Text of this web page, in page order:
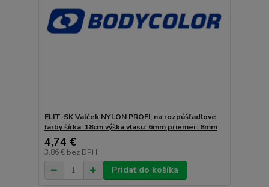
ELIT-SK Valček NYLON PROFI, na rozpúšťadlové
farby šírka: 18cm výška vlasu: 6mm priemer: 8mm
4,74 €
3,86 € bez DPH
Pridať do košíka